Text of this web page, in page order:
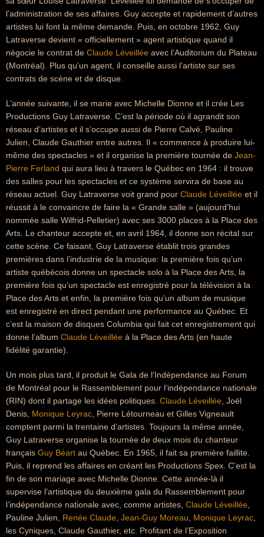
l’administration de ses affaires. Guy accepte et rapidement d’autres
artistes lui font la même demande. Puis, en octobre 1962, Guy
Latraverse devient « officiellement » agent artistique quand il
négocie le contrat de Claude Léveillée avec l’Auditorium du Plateau
(Montréal). Plus qu’un agent, il conseille aussi l’artiste sur ses
contrats de scène et de disque.
L’année suivante, il se marie avec Michelle Dionne et il crée Les
Productions Guy Latraverse. C’est la période où il agrandit son
réseau d’artistes et il s’occupe aussi de Pierre Calvé, Pauline
Julien, Claude Gauthier entre autres. Il « commence à produire lui-
même des spectacles » et il organise la première tournée de Jean-
Pierre Ferland qui aura lieu à travers le Québec en 1964 : il trouve
des salles pour les spectacles et ce système servira de base au
réseau actuel. Guy Latraverse voit grand pour Claude Léveillée et il
réussit à le convaincre de faire la « Grande salle » (aujourd’hui
nommée salle Wilfrid-Pelletier) avec ses 3000 places à la Place des
Arts. Le chanteur accepte et, en avril 1964, il donne son récital sur
cette scène. Ce faisant, Guy Latraverse établit trois grandes
premières dans l’industrie de la musique: la première fois qu’un
artiste québécois donne un spectacle solo à la Place des Arts, la
première fois qu’un spectacle est enregistré pour la télévision à la
Place des Arts et enfin, la première fois qu’un album de musique
est enregistré en direct pendant une performance au Québec. Et
c’est la maison de disques Columbia qui fait cet enregistrement qui
donne l’album Claude Léveillée à la Place des Arts (en haute
fidélité garantie).
Un mois plus tard, il produit le Gala de l’Indépendance au Forum
de Montréal pour le Rassemblement pour l’indépendance nationale
(RIN) dont il partage les idées politiques. Claude Léveillée , Joël
Denis, Monique Leyrac , Pierre Létourneau et Gilles Vigneault
comptent parmi la trentaine d’artistes. Toujours la même année,
Guy Latraverse organise la tournée de deux mois du chanteur
français Guy Béart au Québec. En 1965, il fait sa première faillite.
Puis, il reprend les affaires en créant les Productions Spex. C’est la
fin de son mariage avec Michelle Dionne. Cette année-là il
supervise l’artistique du deuxième gala du Rassemblement pour
l’indépendance nationale avec, comme artistes, Claude Léveillée
Pauline Julien, Renée Claude Jean-Guy Moreau Monique Leyrac
les Cyniques, Claude Gauthier, etc. Profitant de l’Exposition